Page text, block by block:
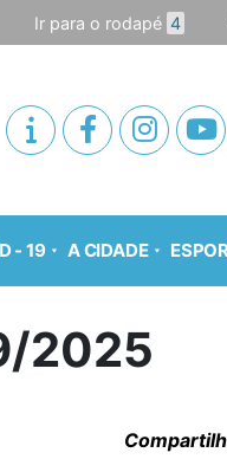
Ir para o rodapé 4
- 19 A CIDADE
2025